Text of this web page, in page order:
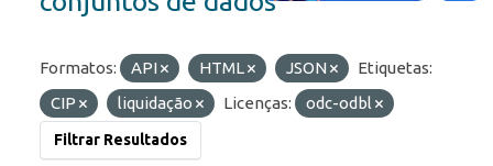
Formatos: API HTML JSON
Etiquetas:
CIP
liquidação Licenças: odc-odbl
Filtrar Resultados